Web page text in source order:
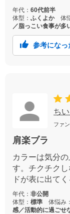
年代： 60代前半
体型： ふくよか体悩
／脂っこい食事が多
参考になっ
ち
ファ
肩楽ブラ
カラーは気分
す。チクチク
ドが表に出て
年代： 非公開
体型： 標準 体悩み：
感／活動的に過ごせ